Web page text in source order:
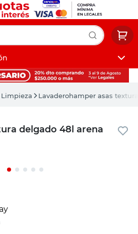
Lavaderohamper asas
delgado 48l arena